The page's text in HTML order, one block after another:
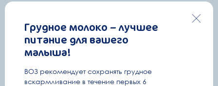
Емейл
Полезные письма
Грудное молоко – лучшее
питание для вашего
малыша!
ВОЗ рекомендует сохранять грудное
вскармливание в течение первых 6